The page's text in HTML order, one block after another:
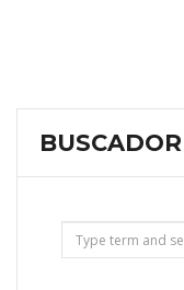
BUSCADOR